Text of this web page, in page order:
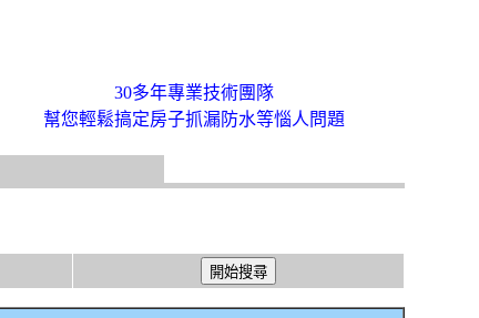
30多年專業技術團隊
幫您輕鬆搞定房子抓漏防水等惱人問題